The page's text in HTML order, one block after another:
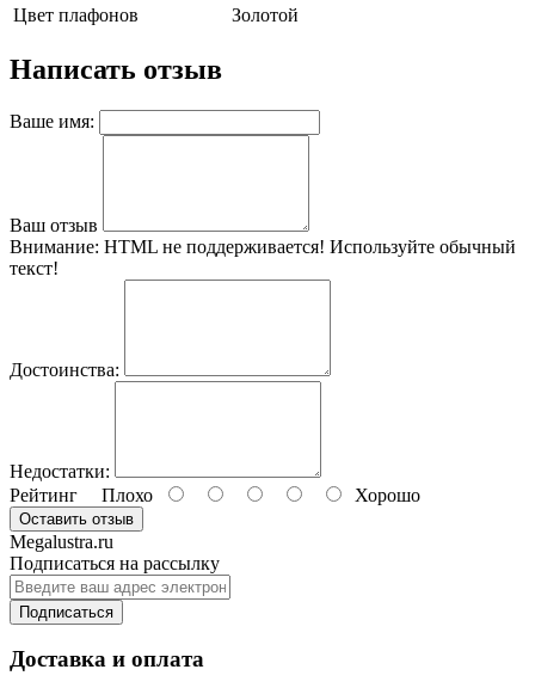
Цвет плафонов
Золотой
Написать отзыв
Ваше имя:
Ваш отзыв
Внимание: HTML не поддерживается! Используйте обычный
текст!
Достоинства:
Недостатки:
Рейтинг Плохо Хорошо
Оставить отзыв
Megalustra.ru
Подписаться на рассылку
Подписаться
Доставка и оплата